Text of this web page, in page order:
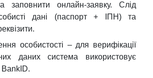
заповнити онлайн-заявку. Слід
дані (паспорт + ІПН) та
особистості – для верифікації
даних система використовує
BankID.